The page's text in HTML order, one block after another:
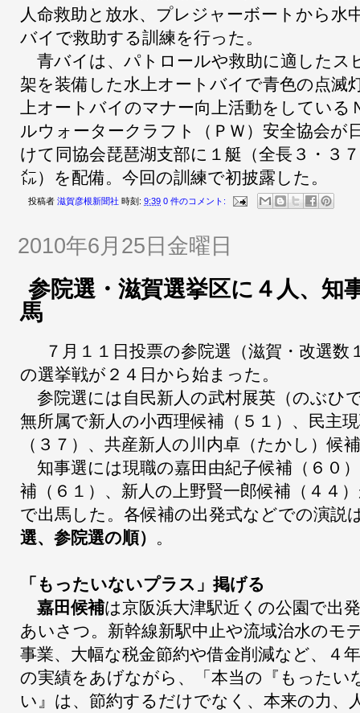
人命救助と放水、プレジャーボートから水
バイで救助する訓練を行った。
青バイは、パトロールや救助に適したス
架を装備した水上オートバイで青色の点滅
上オートバイのマナー向上活動をしている
ルウォータークラフト（ＰＷ）安全協会が
けて同協会琵琶湖支部に１艇（全長３・３
㍍）を配備。今回の訓練で初披露した。
投稿者 滋賀彦根新聞社 時刻: 9:39 0 件のコメント:
2010年6月25日金曜日
参院選・滋賀選挙区に４人、知
馬
７月１１日投票の参院選（滋賀・改選数
の選挙戦が２４日から始まった。
参院選には自民新人の武村展英（のぶひ
無所属で新人の小西理候補（５１）、民主
（３７）、共産新人の川内卓（たかし）候
知事選には現職の嘉田由紀子候補（６０
補（６１）、新人の上野賢一郎候補（４４
で出馬した。各候補の出発式などでの演説
選、参院選の順） 。
「もったいないプラス」掲げる
嘉田候補は京阪浜大津駅近くの公園で出
あいさつ。新幹線新駅中止や流域治水のモ
事業、大幅な税金節約や借金削減など、４
の実績をあげながら、「本当の『もったい
い』は、節約するだけでなく、本来の力、